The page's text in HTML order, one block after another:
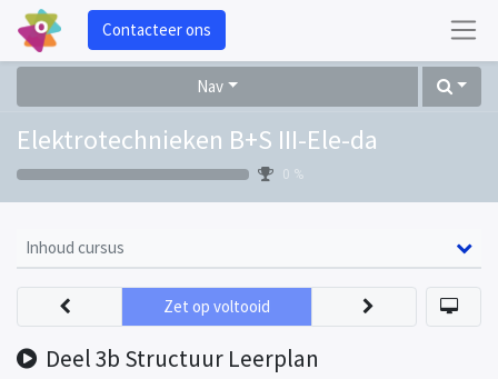
Contacteer ons
Nav
Elektrotechnieken B+S III-Ele-da
0 %
Inhoud cursus
Deel 3b Structuur Leerplan
Zet op voltooid